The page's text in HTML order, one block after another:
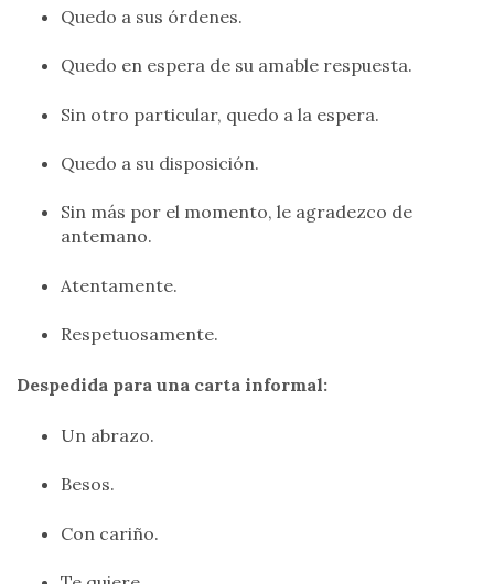
Quedo a sus órdenes.
Quedo en espera de su amable respuesta.
Sin otro particular, quedo a la espera.
Quedo a su disposición.
Sin más por el momento, le agradezco de
antemano.
Atentamente.
Respetuosamente.
Despedida para una carta informal:
Un abrazo.
Besos.
Con cariño.